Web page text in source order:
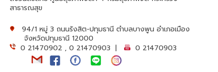
สาธารณสุข
94/1 หมู่ 3 ถนนรังสิต-ปทุมธานี ตำบลบางพูน อำเภอเมือง
จังหวัดปทุมธานี 12000
0 21470902 , 0 21470903 |
0 21470903